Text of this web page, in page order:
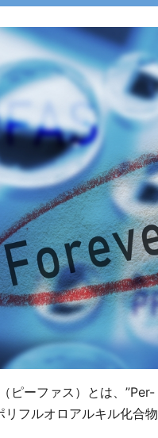
ピーファス）とは、
リフルオロアルキル化合物